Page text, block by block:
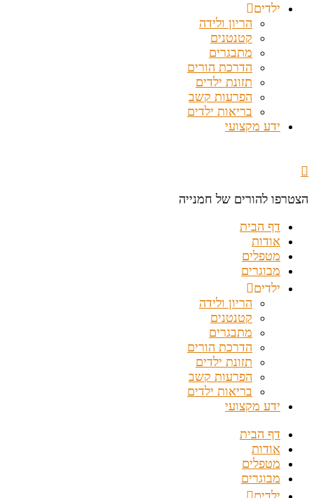
ילדים
הריון ולידה
קטנטנים
מתבגרים
הדרכת הורים
תזונת ילדים
הפרעות קשב
בריאות ילדים
ידע מקצועי
הצטרפו להורים של חמנייה
דף הבית
אודות
מטפלים
מבוגרים
ילדים
הריון ולידה
קטנטנים
מתבגרים
הדרכת הורים
תזונת ילדים
הפרעות קשב
בריאות ילדים
ידע מקצועי
דף הבית
אודות
מטפלים
מבוגרים